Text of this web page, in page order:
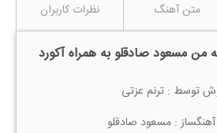
متن آهنگ نظرات کاربران
من مسعود صادقلو به همراه آکورد
توسط : ترنم عزتی
: مسعود صادقلو